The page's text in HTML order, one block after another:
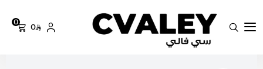
سي فالي
0
0